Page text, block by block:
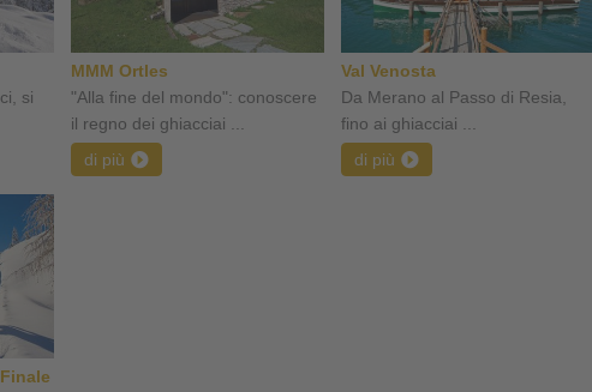
si
MMM Ortles
"Alla fine del mondo": conoscere
il regno dei ghiacciai ...
di più
Val Venosta
Da Merano al Passo di Resia,
fino ai ghiacciai ...
di più